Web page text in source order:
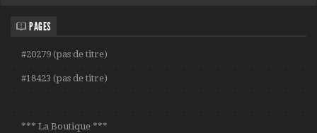
PAGES
#20279 (pas de titre)
#18423 (pas de titre)
*** La Boutique ***